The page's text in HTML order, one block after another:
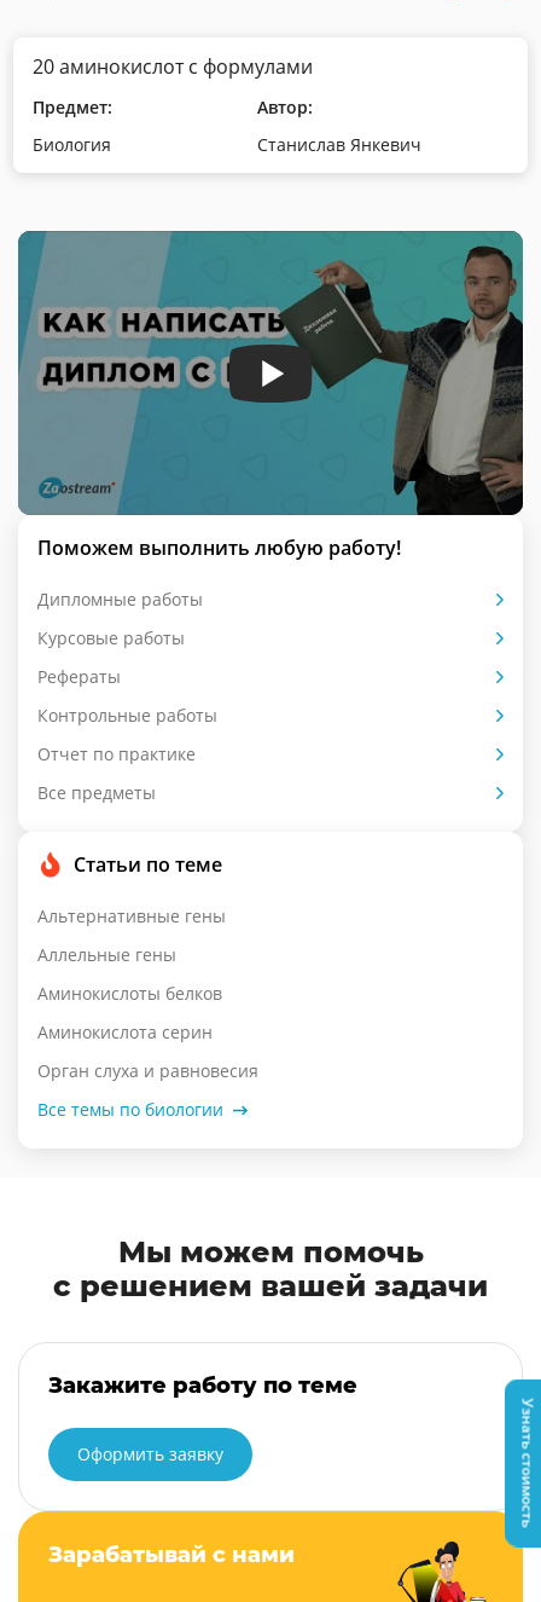
20 аминокислот с формулами
Предмет:
Биология
Автор:
Станислав Янкевич
Поможем выполнить любую работу!
Дипломные работы
Курсовые работы
Рефераты
Контрольные работы
Отчет по практике
Все предметы
Статьи по теме
Альтернативные гены
Аллельные гены
Аминокислоты белков
Аминокислота серин
Орган слуха и равновесия
Все темы по биологии
Мы можем помочь
с решением вашей задачи
Закажите работу по теме
Оформить заявку
Зарабатывай с нами
Узнать стоимость